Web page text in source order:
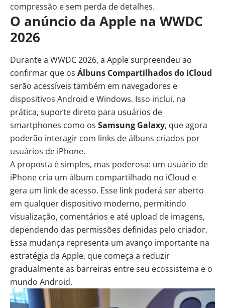
compressão e sem perda de detalhes.
O anúncio da Apple na WWDC
2026
Durante a WWDC 2026, a Apple surpreendeu ao
confirmar que os Álbuns Compartilhados do iCloud
serão acessíveis também em navegadores e
dispositivos Android e Windows. Isso inclui, na
prática, suporte direto para usuários de
smartphones como os Samsung Galaxy, que agora
poderão interagir com links de álbuns criados por
usuários de iPhone.
A proposta é simples, mas poderosa: um usuário de
iPhone cria um álbum compartilhado no iCloud e
gera um link de acesso. Esse link poderá ser aberto
em qualquer dispositivo moderno, permitindo
visualização, comentários e até upload de imagens,
dependendo das permissões definidas pelo criador.
Essa mudança representa um avanço importante na
estratégia da Apple, que começa a reduzir
gradualmente as barreiras entre seu ecossistema e o
mundo Android.